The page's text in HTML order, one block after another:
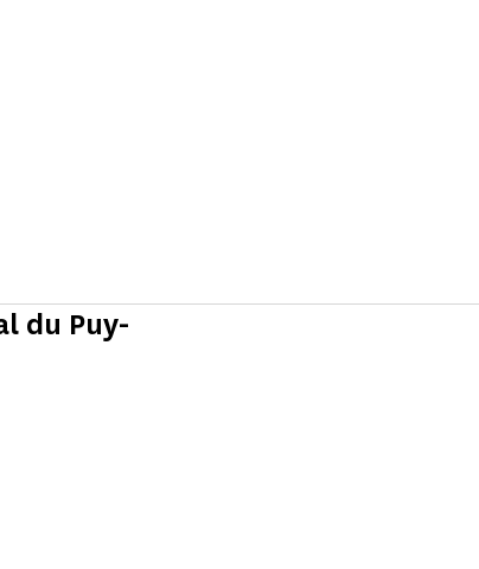
du Puy-